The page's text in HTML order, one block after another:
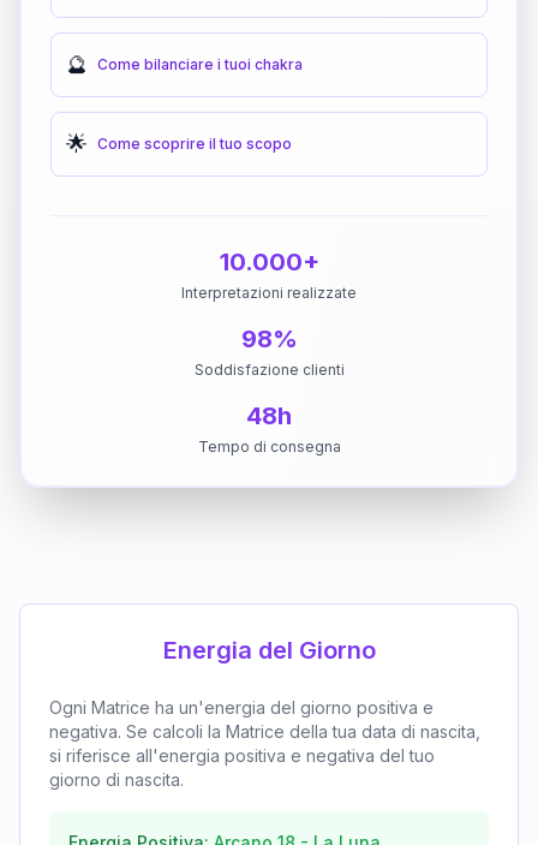
🔮 Come bilanciare i tuoi chakra
🌟 Come scoprire il tuo scopo
10.000+
Interpretazioni realizzate
98%
Soddisfazione clienti
48h
Tempo di consegna
Energia del Giorno
Ogni Matrice ha un'energia del giorno positiva e
negativa. Se calcoli la Matrice della tua data di nascita,
si riferisce all'energia positiva e negativa del tuo
giorno di nascita.